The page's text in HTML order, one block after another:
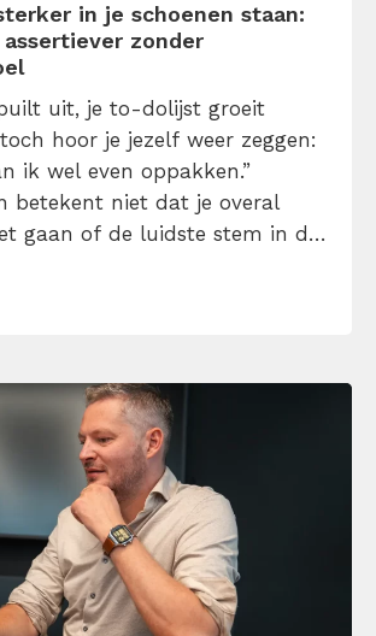
in je schoenen staan:
zonder
uit, je to-dolijst groeit
hoor je jezelf weer zeggen:
ik wel even oppakken.”
betekent niet dat je overal
gaan of de luidste stem in de
over wat je wel en niet wilt.